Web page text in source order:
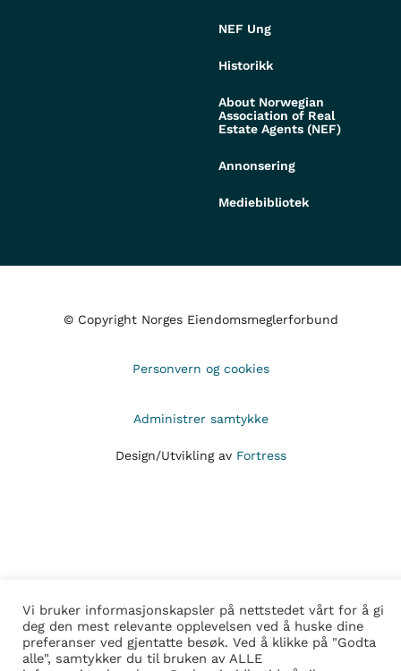
NEF Ung
Historikk
About Norwegian
Association of Real
Estate Agents (NEF)
Annonsering
Mediebibliotek
© Copyright Norges Eiendomsmeglerforbund
Personvern og cookies
Administrer samtykke
Design/Utvikling av Fortress
Vi bruker informasjonskapsler på nettstedet vårt for å gi
deg den mest relevante opplevelsen ved å huske dine
preferanser ved gjentatte besøk. Ved å klikke på "Godta
alle", samtykker du til bruken av ALLE